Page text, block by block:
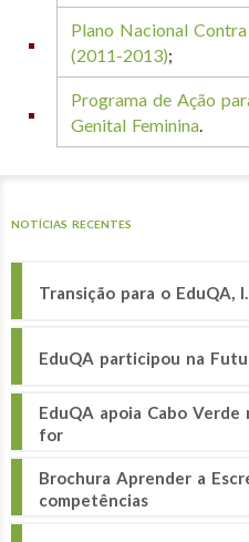
Plano Nacional
(2011-2013);
Programa de Ação
Genital Feminina.
NOTÍCIAS RECENTES
Transição para o EduQA,
EduQA participou na
EduQA apoia Cabo Verde
for
Brochura Aprender a
competências